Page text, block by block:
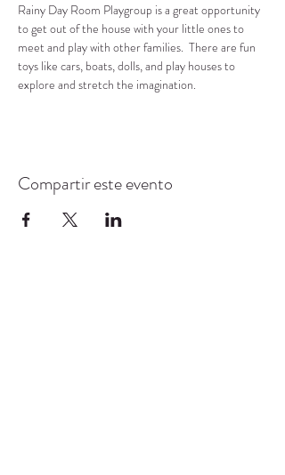
Rainy Day Room Playgroup is a great opportunity
to get out of the house with your little ones to
meet and play with other families.  There are fun
toys like cars, boats, dolls, and play houses to
explore and stretch the imagination.
Compartir este evento